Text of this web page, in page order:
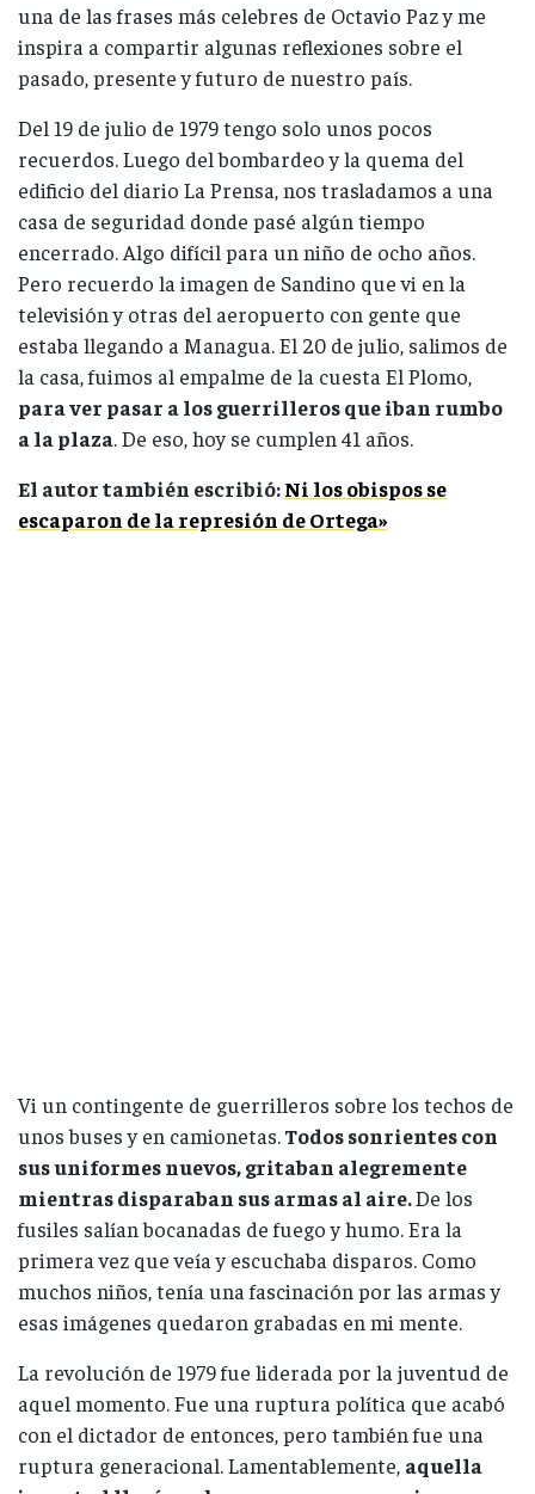
una de las frases más celebres de Octavio Paz y me
inspira a compartir algunas reflexiones sobre el
pasado, presente y futuro de nuestro país.
Del 19 de julio de 1979 tengo solo unos pocos
recuerdos. Luego del bombardeo y la quema del
edificio del diario La Prensa, nos trasladamos a una
casa de seguridad donde pasé algún tiempo
encerrado. Algo difícil para un niño de ocho años.
Pero recuerdo la imagen de Sandino que vi en la
televisión y otras del aeropuerto con gente que
estaba llegando a Managua. El 20 de julio, salimos de
la casa, fuimos al empalme de la cuesta El Plomo,
para ver pasar a los guerrilleros que iban rumbo
a la plaza. De eso, hoy se cumplen 41 años.
El autor también escribió:Ni los obispos se
escaparon de la represión de Ortega»
Vi un contingente de guerrilleros sobre los techos de
unos buses y en camionetas.Todos sonrientes con
sus uniformes nuevos, gritaban alegremente
mientras disparaban sus armas al aire.De los
fusiles salían bocanadas de fuego y humo. Era la
primera vez que veía y escuchaba disparos. Como
muchos niños, tenía una fascinación por las armas y
esas imágenes quedaron grabadas en mi mente.
La revolución de 1979 fue liderada por la juventud de
aquel momento. Fue una ruptura política que acabó
con el dictador de entonces, pero también fue una
ruptura generacional. Lamentablemente, aquella